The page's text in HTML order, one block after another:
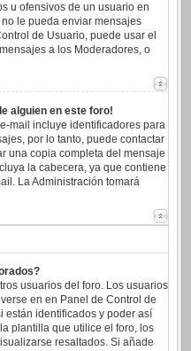
u ofensivos de un usuario en
le pueda enviar mensajes
de Usuario, puede usar el
a los Moderadores, o
alguien en este foro!
mail incluye identificadores para
por lo tanto, puede contactar
una copia completa del mensaje
la cabecera, ya que contiene
La Administración tomará
usuarios del foro. Los usuarios
en en Panel de Control de
están identificados y poder así
plantilla que utilice el foro, los
resaltados. Si añade